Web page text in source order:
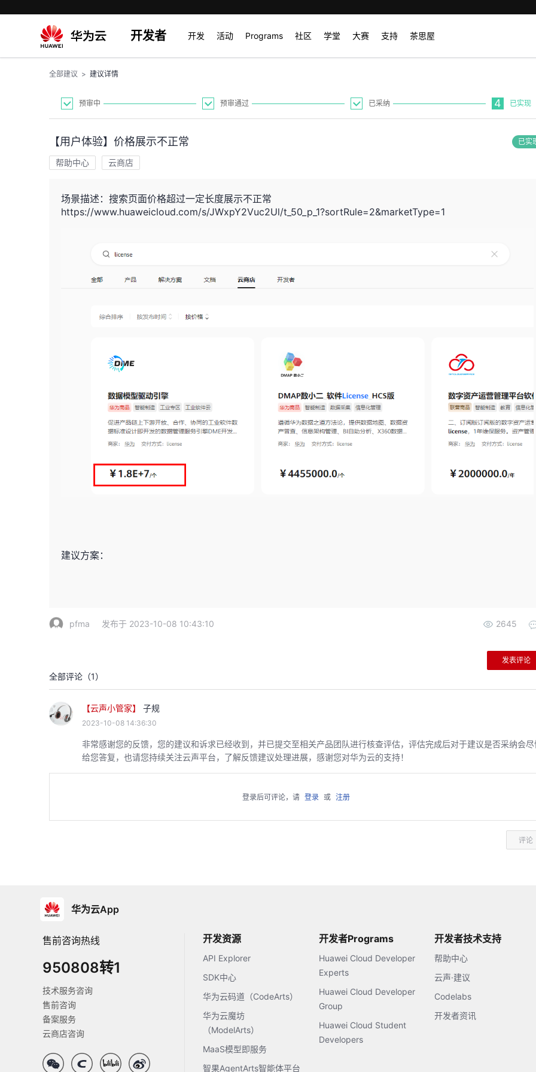
开发者 开发 活动 Programs 社区 学堂 大赛 支持 茶思屋
全部建议 > 建议详情
预审中 预审通过 已采纳 4 已实现
【用户体验】价格展示不正常 已实
帮助中心 云商店
场景描述：搜索页面价格超过一定长度展示不正常
https://www.huaweicloud.com/s/JWxpY2Vuc2Ul/t_50_p_1?sortRule=2&marketType=1
建议方案：
pfma 发布于 2023-10-08 10:43:10 2645
发表评论
全部评论（1）
【云声小管家】 子规
2023-10-08 14:36:30
非常感谢您的反馈，您的建议和诉求已经收到，并已提交至相关产品团队进行核查评估，评估完成后对于建议是否采纳会尽
给您答复，也请您持续关注云声平台，了解反馈建议处理进展，感谢您对华为云的支持！
登录后可评论，请 登录 或 注册
评论
华为云App
售前咨询热线
950808转1
技术服务咨询
售前咨询
备案服务
云商店咨询
开发资源
API Explorer
SDK中心
华为云码道（CodeArts）
华为云魔坊
（ModelArts）
MaaS模型即服务
智果AgentArts智能体平台
开发者Programs
Huawei Cloud Developer
Experts
Huawei Cloud Developer
Group
Huawei Cloud Student
Developers
开发者技术支持
帮助中心
云声·建议
Codelabs
开发者资讯